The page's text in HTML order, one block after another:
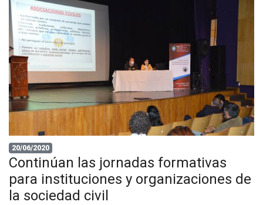
20/06/2020
Continúan las jornadas formativas
para instituciones y organizaciones de
la sociedad civil